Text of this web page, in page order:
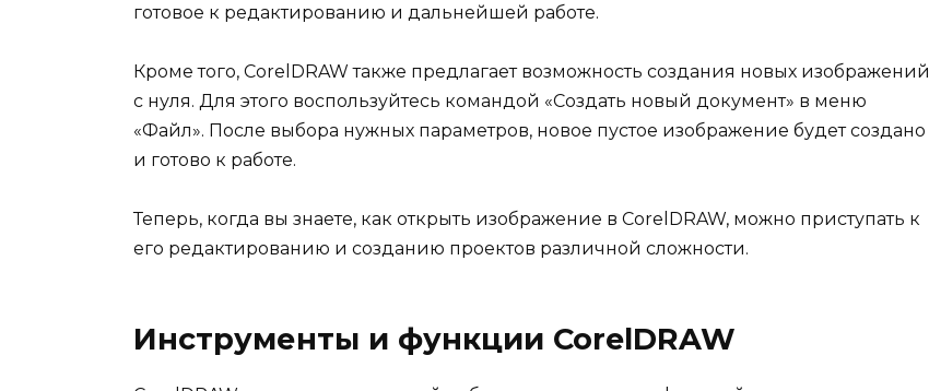
готовое к редактированию и дальнейшей работе.
Кроме того, CorelDRAW также предлагает возможность создания новых изображений
с нуля. Для этого воспользуйтесь командой «Создать новый документ» в меню
«Файл». После выбора нужных параметров, новое пустое изображение будет создано
и готово к работе.
Теперь, когда вы знаете, как открыть изображение в CorelDRAW, можно приступать к
его редактированию и созданию проектов различной сложности.
Инструменты и функции CorelDRAW